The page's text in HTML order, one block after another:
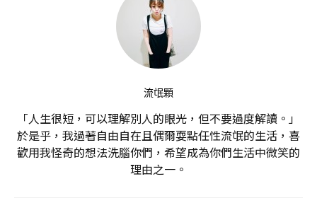
流氓顆
「人生很短，可以理解別人的眼光，但不要過度解讀。」
於是乎，我過著自由自在且偶爾耍點任性流氓的生活，喜
歡用我怪奇的想法洗腦你們，希望成為你們生活中微笑的
理由之一。